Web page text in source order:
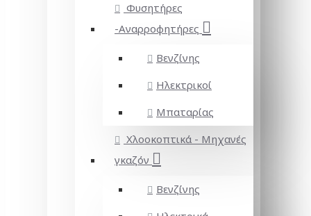
Φυσητήρες
-Αναρροφητήρες
Βενζίνης
Ηλεκτρικοί
Μπαταρίας
Χλοοκοπτικά - Μηχανές
γκαζόν
Βενζίνης